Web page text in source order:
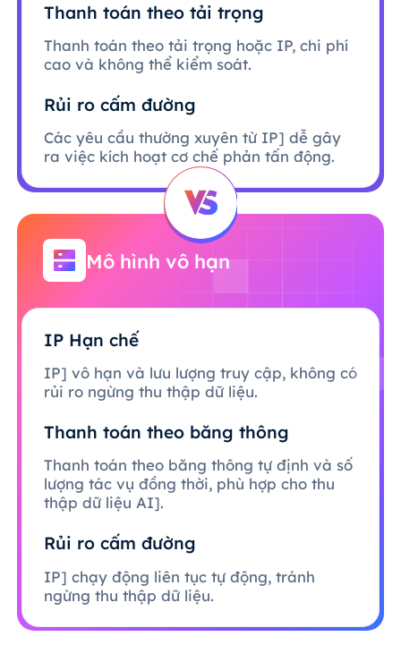
Thanh toán theo tải trọng
Thanh toán theo tải trọng hoặc IP, chi phí
cao và không thể kiểm soát.
Rủi ro cấm đường
Các yêu cầu thường xuyên từ IP] dễ gây
ra việc kích hoạt cơ chế phản tấn động.
Mô hình vô hạn
IP Hạn chế
IP] vô hạn và lưu lượng truy cập, không có
rủi ro ngừng thu thập dữ liệu.
Thanh toán theo băng thông
Thanh toán theo băng thông tự định và số
lượng tác vụ đồng thời, phù hợp cho thu
thập dữ liệu AI].
Rủi ro cấm đường
IP] chạy động liên tục tự động, tránh
ngừng thu thập dữ liệu.